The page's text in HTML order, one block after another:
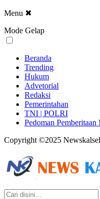
Menu ✖
Mode Gelap
Beranda
Trending
Hukum
Advetorial
Redaksi
Pemerintahan
TNI | POLRI
Pedoman Pemberitaan
Copyright ©2025